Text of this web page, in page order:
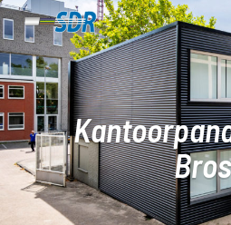
Skip
to
main
content
Bros